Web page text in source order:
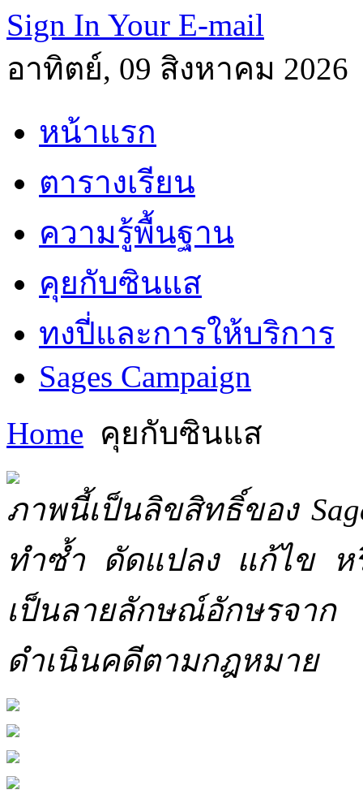
Sign In Your E-mail
อาทิตย์, 09 สิงหาคม 2026
หน้าแรก
ตารางเรียน
ความรู้พื้นฐาน
คุยกับซินแส
ทงปี่และการให้บริการ
Sages Campaign
Home คุยกับซินแส
ภาพนี้เป็นลิขสิทธิ์ของ
ทำซ้ำ ดัดแปลง แก้ไข ห
เป็นลายลักษณ์อักษรจาก
ดำเนินคดีตามกฎหมาย